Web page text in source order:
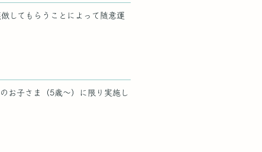
してもらうことによって随意運
お子さま（5歳～）に限り実施し